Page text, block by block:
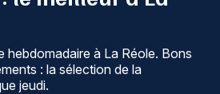
à La Réole. Bons
: la sélection de la
jeudi.